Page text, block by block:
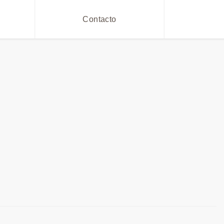
Contacto